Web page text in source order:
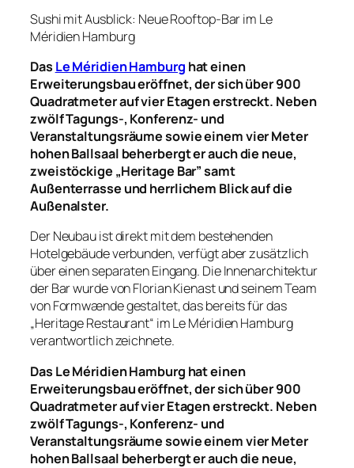
Sushi mit Ausblick: Neue Rooftop-Bar im Le
Méridien Hamburg
Das Le Méridien Hamburg hat einen
Erweiterungsbau eröffnet, der sich über 900
Quadratmeter auf vier Etagen erstreckt. Neben
zwölf Tagungs-, Konferenz- und
Veranstaltungsräume sowie einem vier Meter
hohen Ballsaal beherbergt er auch die neue,
zweistöckige „Heritage Bar” samt
Außenterrasse und herrlichem Blick auf die
Außenalster.
Der Neubau ist direkt mit dem bestehenden
Hotelgebäude verbunden, verfügt aber zusätzlich
über einen separaten Eingang. Die Innenarchitektur
der Bar wurde von Florian Kienast und seinem Team
von Formwænde gestaltet, das bereits für das
„Heritage Restaurant“ im Le Méridien Hamburg
verantwortlich zeichnete.
Das Le Méridien Hamburg hat einen
Erweiterungsbau eröffnet, der sich über 900
Quadratmeter auf vier Etagen erstreckt. Neben
zwölf Tagungs-, Konferenz- und
Veranstaltungsräume sowie einem vier Meter
hohen Ballsaal beherbergt er auch die neue,